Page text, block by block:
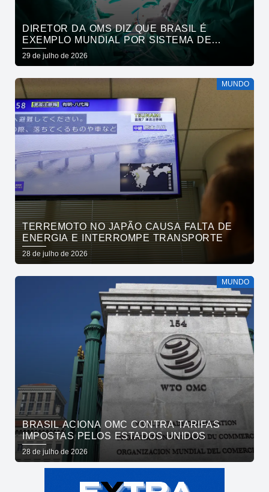
DIRETOR DA OMS DIZ QUE BRASIL É
EXEMPLO MUNDIAL POR SISTEMA DE
SAÚDE
29 de julho de 2026
MUNDO
TERREMOTO NO JAPÃO CAUSA FALTA DE
ENERGIA E INTERROMPE TRANSPORTE
28 de julho de 2026
MUNDO
BRASIL ACIONA OMC CONTRA TARIFAS
IMPOSTAS PELOS ESTADOS UNIDOS
28 de julho de 2026